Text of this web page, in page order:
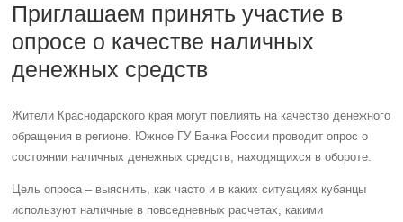
Приглашаем принять участие в
опросе о качестве наличных
денежных средств
Жители Краснодарского края могут повлиять на качество денежного
обращения в регионе. Южное ГУ Банка России проводит опрос о
состоянии наличных денежных средств, находящихся в обороте.
Цель опроса – выяснить, как часто и в каких ситуациях кубанцы
используют наличные в повседневных расчетах, какими